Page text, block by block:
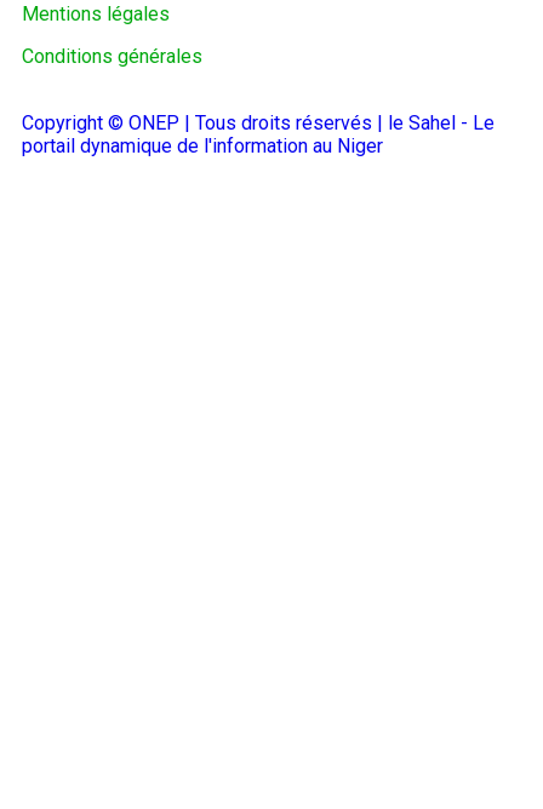
Mentions légales
Conditions générales
Copyright © ONEP | Tous droits réservés | le Sahel - Le
portail dynamique de l'information au Niger